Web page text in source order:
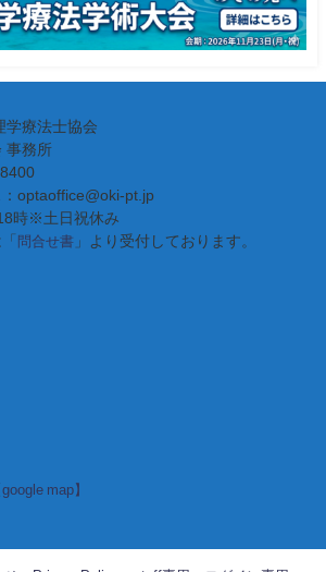
学療法士協会
事務所
optaoffice@oki-pt.jp
時※土日祝休み
問合せ書 」より受付しております。
google map】